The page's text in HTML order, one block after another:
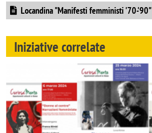
DocumentLocandina "Manifesti femministi '70-'90"
Iniziative correlate